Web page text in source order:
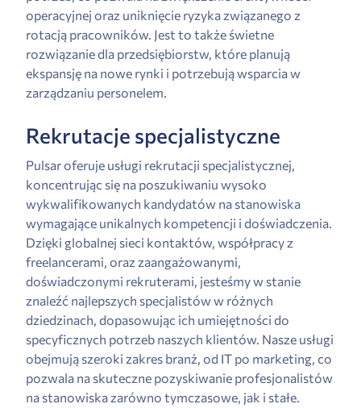
operacyjnej oraz uniknięcie ryzyka związanego z
rotacją pracowników. Jest to także świetne
rozwiązanie dla przedsiębiorstw, które planują
ekspansję na nowe rynki i potrzebują wsparcia w
zarządzaniu personelem.
Rekrutacje specjalistyczne
Pulsar oferuje usługi rekrutacji specjalistycznej,
koncentrując się na poszukiwaniu wysoko
wykwalifikowanych kandydatów na stanowiska
wymagające unikalnych kompetencji i doświadczenia.
Dzięki globalnej sieci kontaktów, współpracy z
freelancerami, oraz zaangażowanymi,
doświadczonymi rekruterami, jesteśmy w stanie
znaleźć najlepszych specjalistów w różnych
dziedzinach, dopasowując ich umiejętności do
specyficznych potrzeb naszych klientów. Nasze usługi
obejmują szeroki zakres branż, od IT po marketing, co
pozwala na skuteczne pozyskiwanie profesjonalistów
na stanowiska zarówno tymczasowe, jak i stałe.